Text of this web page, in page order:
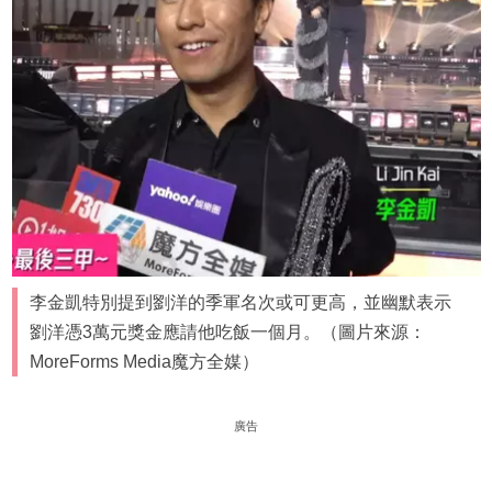
李金凱特別提到劉洋的季軍名次或可更高，並幽默表示
劉洋憑3萬元獎金應請他吃飯一個月。（圖片來源：
MoreForms Media魔方全媒）
廣告